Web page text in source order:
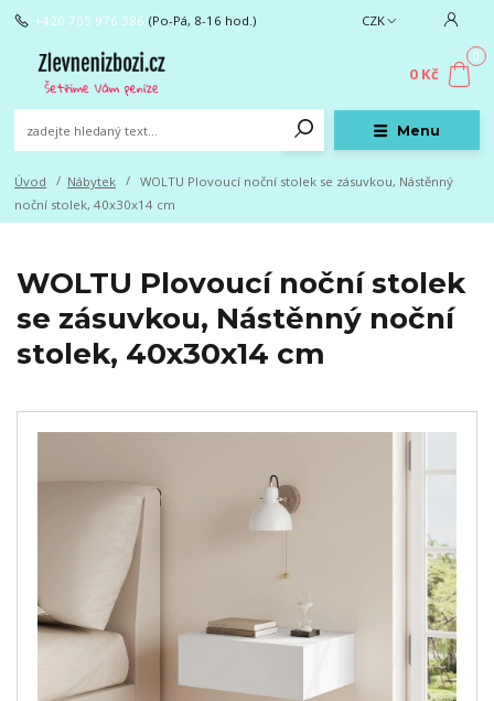
Menu
CZK
+420 705 976 386 (Po-Pá, 8-16 hod.)
0
0 Kč
Úvod Nábytek
WOLTU Plovoucí noční stolek se zásuvkou, Nástěnný
noční stolek, 40x30x14 cm
WOLTU Plovoucí noční stolek
se zásuvkou, Nástěnný noční
stolek, 40x30x14 cm